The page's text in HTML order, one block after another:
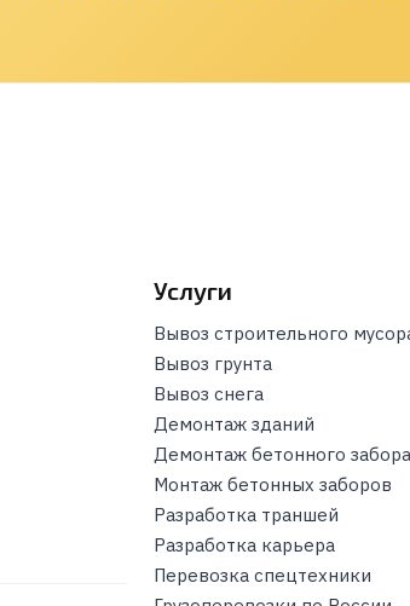
Услуги
Вывоз строительного
Вывоз грунта
Вывоз снега
Демонтаж зданий
Демонтаж бетонного забора
Монтаж бетонных заборов
Разработка траншей
Разработка карьера
Перевозка спецтехники